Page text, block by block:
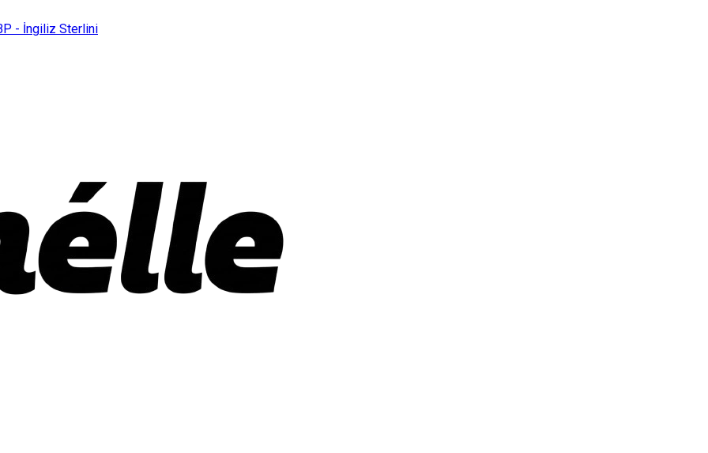
- İngiliz Sterlini